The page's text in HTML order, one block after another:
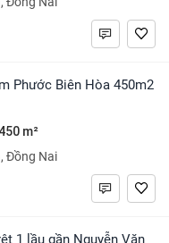
450 m²
Đồng Nai